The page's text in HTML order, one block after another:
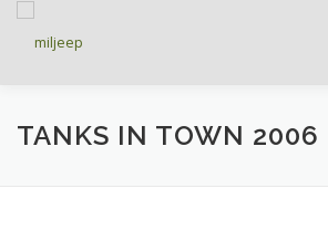
ACCUEIL ARTICLES PETITES
TANKS IN TOWN 2006